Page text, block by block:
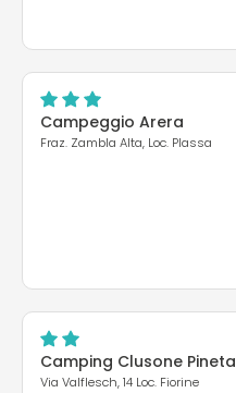
Campeggio Arera
Fraz. Zambla Alta, Loc. Plassa
Camping Clusone Pineta
Via Valflesch, 14 Loc. Fiorine